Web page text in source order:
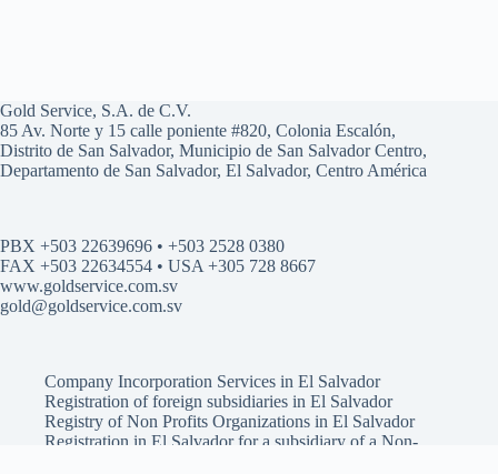
Gold Service, S.A. de C.V.
85 Av. Norte y 15 calle poniente #820, Colonia Escalón,
Distrito de San Salvador, Municipio de San Salvador Centro,
Departamento de San Salvador, El Salvador, Centro América
PBX +503 22639696 • +503 2528 0380
FAX +503 22634554 • USA +305 728 8667
www.goldservice.com.sv
gold@goldservice.com.sv
Company Incorporation Services in El Salvador
Registration of foreign subsidiaries in El Salvador
Registry of Non Profits Organizations in El Salvador
Registration in El Salvador for a subsidiary of a Non-